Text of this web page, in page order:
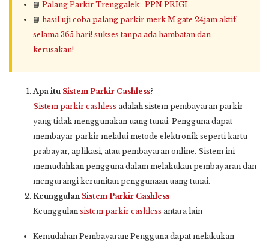
📘 Palang Parkir Trenggalek -PPN PRIGI
📘 hasil uji coba palang parkir merk M gate 24jam aktif
selama 365 hari! sukses tanpa ada hambatan dan
kerusakan!
Apa itu Sistem Parkir Cashless?
Sistem parkir cashless adalah sistem pembayaran parkir
yang tidak menggunakan uang tunai. Pengguna dapat
membayar parkir melalui metode elektronik seperti kartu
prabayar, aplikasi, atau pembayaran online. Sistem ini
memudahkan pengguna dalam melakukan pembayaran dan
mengurangi kerumitan penggunaan uang tunai.
Keunggulan Sistem Parkir Cashless
Keunggulan sistem parkir cashless antara lain
Kemudahan Pembayaran: Pengguna dapat melakukan